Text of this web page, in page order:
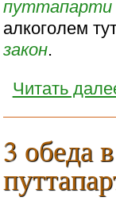
путтапарти
алкоголем
закон.
Читать
3 обеда